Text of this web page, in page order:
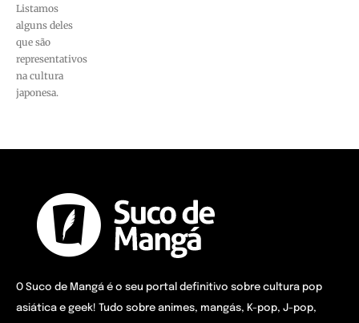
Listamos
alguns deles
que são
representativos
na cultura
japonesa.
O Suco de Mangá é o seu portal definitivo sobre cultura pop
asiática e geek! Tudo sobre animes, mangás, K-pop, J-pop,